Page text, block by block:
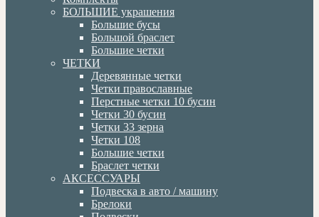
БОЛЬШИЕ украшения
Большие бусы
Большой браслет
Большие четки
ЧЕТКИ
Деревянные четки
Четки православные
Перстные четки 10 бусин
Четки 30 бусин
Четки 33 зерна
Четки 108
Большие четки
Браслет четки
АКСЕССУАРЫ
Подвеска в авто / машину
Брелоки